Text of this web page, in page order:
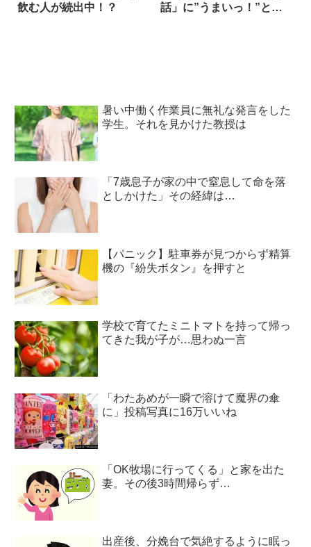
飲む人が続出中！？
話」に”うまいっ！”と絶
暑い中働く作業員に無礼な発言をした
学生。それを見かけた教授は
「7歳息子が家の中で窒息して命を落
としかけた」その経緯は…
【パニック】駐車券が見つからず精算
機の『紛失ボタン』を押すと
学校で育てたミニトマトを持って帰っ
てきた我が子が…思わぬ一言
「わたあめが一瞬で溶けて魔界の傘
に」投稿写真に16万いいね
「OK牧場に行ってくる」と家を出た
妻。その後3時間帰らず…
出産後、分娩台で気絶するように眠っ